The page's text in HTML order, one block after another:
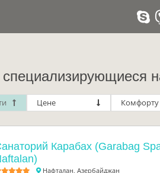
Цене Комфорту
Карабах (Garabag
Нафталан, Азербайджан